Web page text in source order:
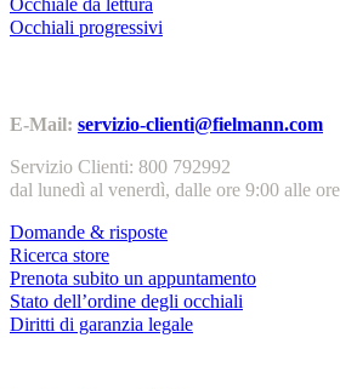
Occhiali progressivi
E-Mail: servizio-clienti@fielmann.com
Servizio Clienti: 800 792992
dal lunedì al venerdì, dalle ore 9:00 alle
Domande & risposte
Ricerca store
Prenota subito un appuntamento
Stato dell’ordine degli occhiali
Diritti di garanzia legale